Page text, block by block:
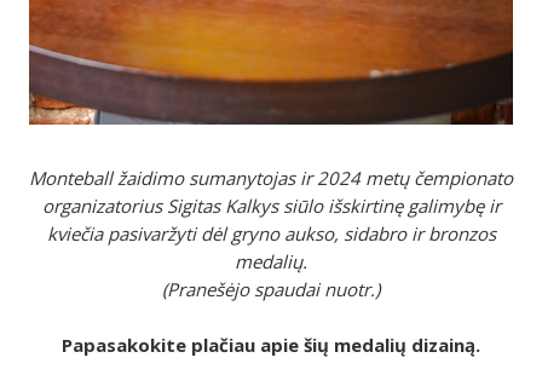
Monteball žaidimo sumanytojas ir 2024 metų čempionato
organizatorius Sigitas Kalkys siūlo išskirtinę galimybę ir
kviečia pasivaržyti dėl gryno aukso, sidabro ir bronzos
medalių.
(Pranešėjo spaudai nuotr.)
Papasakokite plačiau apie šių medalių dizainą.